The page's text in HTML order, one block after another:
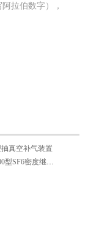
拉伯数字），
抽真空补气装置
SDWS-2000型SF6密度继电器校验仪